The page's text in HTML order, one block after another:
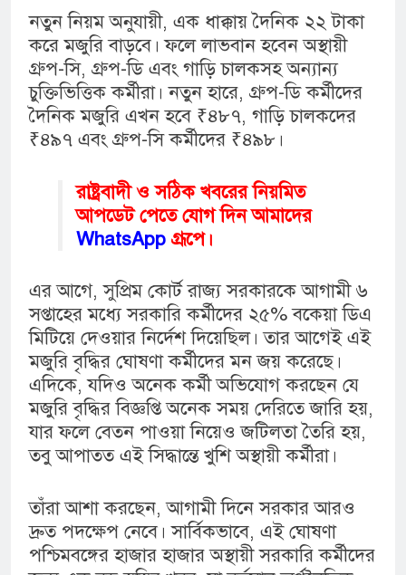
নতুন নিয়ম অনুযায়ী, এক ধাক্কায় দৈনিক ২২ টাকা
করে মজুরি বাড়বে। ফলে লাভবান হবেন অস্থায়ী
গ্রুপ-সি, গ্রুপ-ডি এবং গাড়ি চালকসহ অন্যান্য
চুক্তিভিত্তিক কর্মীরা। নতুন হারে, গ্রুপ-ডি কর্মীদের
দৈনিক মজুরি এখন হবে ₹৪৮৭, গাড়ি চালকদের
₹৪৯৭ এবং গ্রুপ-সি কর্মীদের ₹৪৯৮।
রাষ্ট্রবাদী ও সঠিক খবরের নিয়মিত
আপডেট পেতে যোগ দিন আমাদের
WhatsAppগ্রূপে।
এর আগে, সুপ্রিম কোর্ট রাজ্য সরকারকে আগামী ৬
সপ্তাহের মধ্যে সরকারি কর্মীদের ২৫% বকেয়া ডিএ
মিটিয়ে দেওয়ার নির্দেশ দিয়েছিল। তার আগেই এই
মজুরি বৃদ্ধির ঘোষণা কর্মীদের মন জয় করেছে।
এদিকে, যদিও অনেক কর্মী অভিযোগ করছেন যে
মজুরি বৃদ্ধির বিজ্ঞপ্তি অনেক সময় দেরিতে জারি হয়,
যার ফলে বেতন পাওয়া নিয়েও জটিলতা তৈরি হয়,
তবু আপাতত এই সিদ্ধান্তে খুশি অস্থায়ী কর্মীরা।
তাঁরা আশা করছেন, আগামী দিনে সরকার আরও
দ্রুত পদক্ষেপ নেবে। সার্বিকভাবে, এই ঘোষণা
পশ্চিমবঙ্গের হাজার হাজার অস্থায়ী সরকারি কর্মীদের